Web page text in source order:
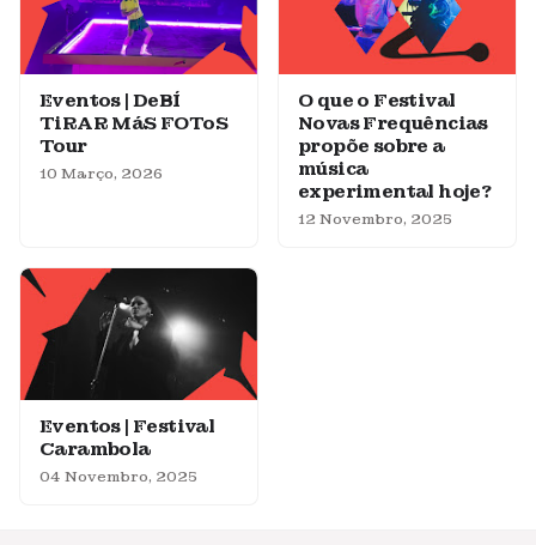
Eventos | DeBÍ
TiRAR MáS FOToS
Tour
10 Março, 2026
O que o Festival
Novas Frequências
propõe sobre a
música
experimental hoje?
12 Novembro, 2025
Eventos | Festival
Carambola
04 Novembro, 2025